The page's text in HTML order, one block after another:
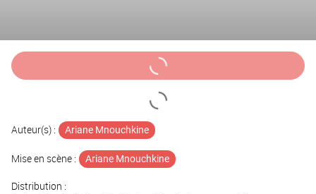
Auteur(s) : Ariane Mnouchkine
Mise en scène : Ariane Mnouchkine
Distribution :